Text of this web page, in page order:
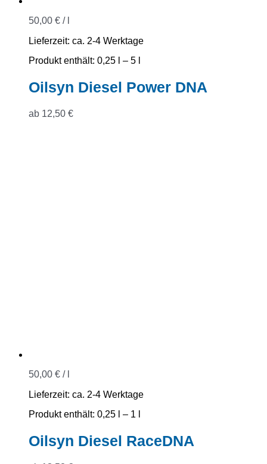
50,00 € /
Lieferzeit: ca. 2-4 Werktage
Produkt enthält: 0,25
– 5
Oilsyn Diesel Power DNA
ab 12,50 €
50,00 € /
Lieferzeit: ca. 2-4 Werktage
Produkt enthält: 0,25
– 1
Oilsyn Diesel RaceDNA